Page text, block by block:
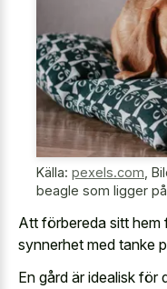
Källa: pexels.com
beagle som ligger
Att förbereda sitt hem
synnerhet med tanke
En gård är idealisk för